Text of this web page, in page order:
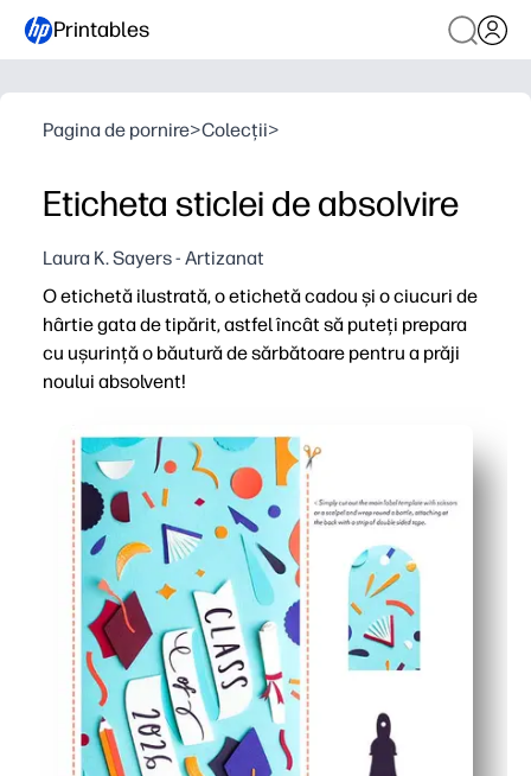
Printables
Pagina de pornire>Colecții>
Eticheta sticlei de absolvire
Laura K. Sayers - Artizanat
O etichetă ilustrată, o etichetă cadou și o ciucuri de
hârtie gata de tipărit, astfel încât să puteți prepara
cu ușurință o băutură de sărbătoare pentru a prăji
noului absolvent!
Imprimabile cu pregătire zero - imprimați, tăiați și
Versatil pentru orice sărbătoare - funcționează cu
Aspect coeziv, lustruit - piesele potrivite vă ridică
Ușor de personalizat - adăugați numele